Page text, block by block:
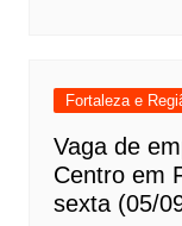
Fortaleza e
Vaga de
Centro em
sexta (05/